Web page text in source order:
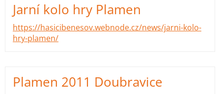
Jarní kolo hry Plamen
https://hasicibenesov.webnode.cz/news/jarni-kolo-
hry-plamen/
Plamen 2011 Doubravice